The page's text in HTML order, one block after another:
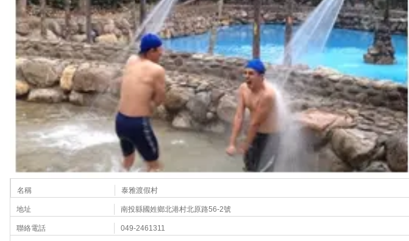
名稱 泰雅渡假村
地址 南投縣國姓鄉北港村北原路56-2號
聯絡電話 049-2461311